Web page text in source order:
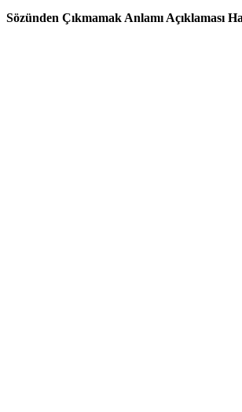
Sözünden Çıkmamak Anlamı Açıklaması